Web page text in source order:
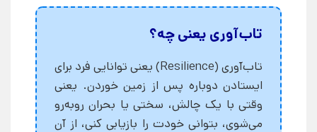
تاب‌آوری یعنی چه؟
تاب‌آوری (Resilience) یعنی توانایی فرد برای
ایستادن دوباره پس از زمین خوردن. یعنی
وقتی با یک چالش، سختی یا بحران روبه‌رو
می‌شوی، بتوانی خودت را بازیابی کنی، از آن